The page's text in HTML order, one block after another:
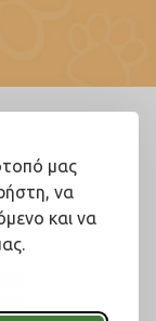
μας
να
και να